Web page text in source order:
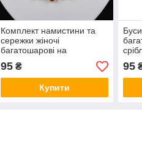
Комплект намистини та
сережки жіночі
багатошарові на
сріблястій волосіні з
різнобарвними
намистинами довжина 45-
95₴
Купити
95